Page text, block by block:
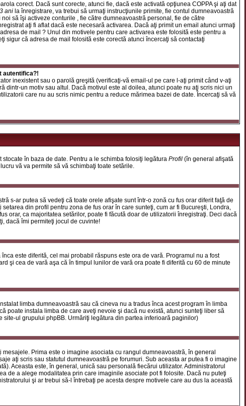
corect. Dacă sunt corecte, atunci fie, dacă este activată opţiunea COPPA şi aţi dat
ani la înregistrare, va trebui să urmaţi instrucţiunile primite, fie contul dumneavoastră
să îşi activeze conturile , fie către dumneavoastră personal, fie de către
aţi fi aflat dacă este necesară activarea. Dacă aţi primit un email atunci urmaţi
de mail ? Unul din motivele pentru care activarea este folosită este pentru a
sigur că adresa de mail folosită este corectă atunci încercaţi să contactaţi
autentifica?!
inexistent sau o parolă greşită (verificaţi-vă email-ul pe care l-aţi primit când v-aţi
dintr-un motiv sau altul. Dacă motivul este al doilea, atunci poate nu aţi scris nici un
care nu au scris nimic pentru a reduce mărimea bazei de date. Încercaţi să vă
în baza de date. Pentru a le schimba folosiţi legătura Profil (în general afişată
vă va permite să vă schimbaţi toate setările.
s-ar putea să vedeţi că toate orele afişate sunt într-o zonă cu fus orar diferit faţă de
din profil pentru zona de fus orar în care sunteţi, cum ar fi Bucureşti, Londra,
orar, ca majoritatea setărilor, poate fi făcută doar de utilizatorii înregistraţi. Deci dacă
dacă îmi permiteţi jocul de cuvinte!
este diferită, cel mai probabil răspuns este ora de vară. Programul nu a fost
şi cea de vară aşa că în timpul lunilor de vară ora poate fi diferită cu 60 de minute
limba dumneavoastră sau că cineva nu a tradus înca acest program în limba
poate instala limba de care aveţi nevoie şi dacă nu există, atunci sunteţi liber să
site-ul grupului phpBB. Urmăriţi legătura din partea inferioară paginilor)
Prima este o imagine asociata cu rangul dumneavoastră, în general
aţi scris sau statutul dumneavoastră pe forumuri. Sub aceasta ar putea fi o imagine
Aceasta este, în general, unică sau personală fiecărui utilizator. Administratorul
de a alege modalitatea prin care imaginile asociate pot fi folosite. Dacă nu puteţi
şi ar trebui să-l întrebaţi pe acesta despre motivele care au dus la această